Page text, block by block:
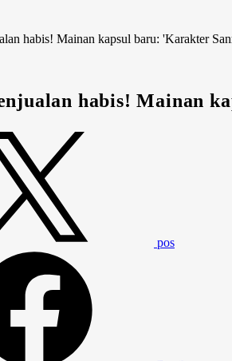
habis! Mainan kapsul baru: 'Karakter
habis! Mainan
pos